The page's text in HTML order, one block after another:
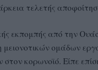
τελετής
εκπομπής από την
ομάδων
κορωνοϊό. Είπε